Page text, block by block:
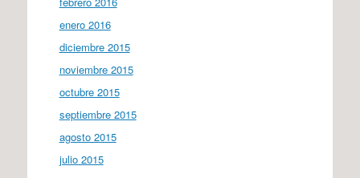
enero 2016
diciembre 2015
noviembre 2015
octubre 2015
septiembre 2015
agosto 2015
julio 2015